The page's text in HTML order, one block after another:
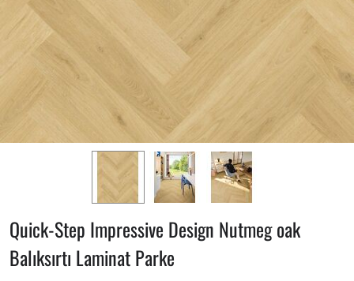
Quick-Step Impressive Design Nutmeg oak
Balıksırtı Laminat Parke